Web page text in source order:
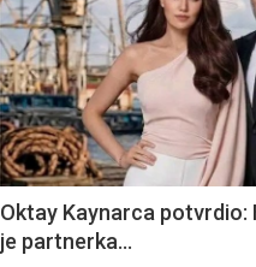
Oktay Kaynarca potvrdio:
je partnerka...